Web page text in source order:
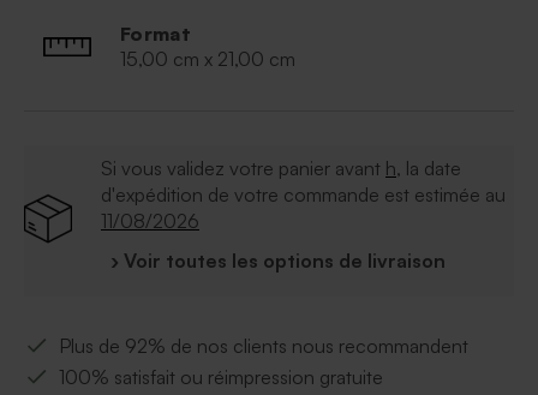
Format
15,00 cm x 21,00 cm
Si vous validez votre panier avant h, la date
d'expédition de votre commande est estimée au
11/08/2026
› Voir toutes les options de livraison
Plus de 92% de nos clients nous recommandent
100% satisfait ou réimpression gratuite